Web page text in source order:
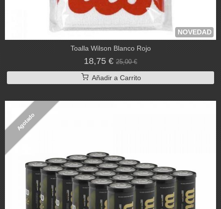
NOVEDAD
Toalla Wilson Blanco Rojo
18,75 € 25,00 €
Añadir a Carrito
Agotado